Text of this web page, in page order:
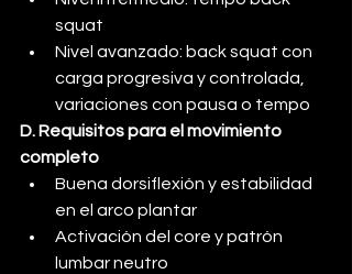
squat
Nivel avanzado: back squat con
carga progresiva y controlada,
variaciones con pausa o tempo
D. Requisitos para el movimiento
completo
Buena dorsiflexión y estabilidad
en el arco plantar
Activación del core y patrón
lumbar neutro